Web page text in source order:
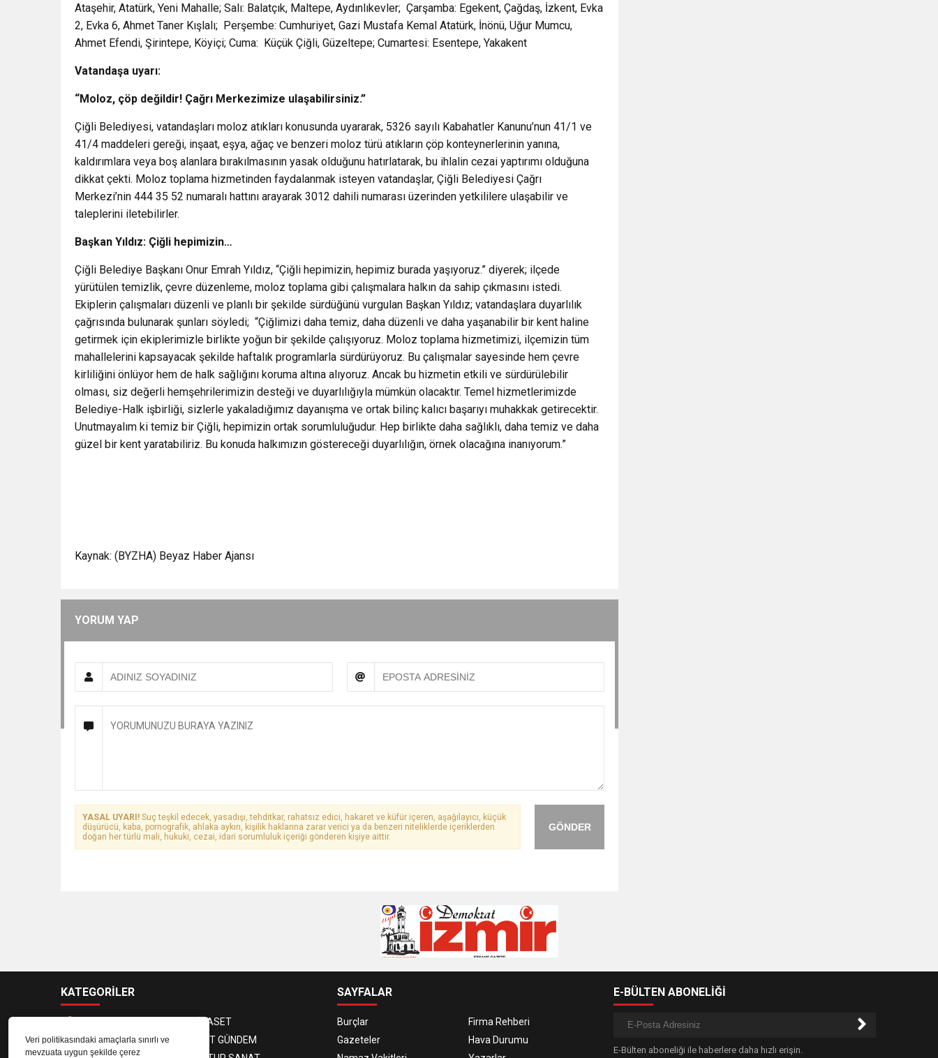
Veri politikasındaki amaçlarla sınırlı ve
mevzuata uygun şekilde çerez
Ataşehir, Atatürk, Yeni Mahalle; Salı: Balatçık, Maltepe, Aydınlıkevler; Çarşamba: Egekent, Çağdaş, İzkent, Evka
2, Evka 6, Ahmet Taner Kışlalı; Perşembe: Cumhuriyet, Gazi Mustafa Kemal Atatürk, İnönü, Uğur Mumcu,
Ahmet Efendi, Şirintepe, Köyiçi; Cuma: Küçük Çiğli, Güzeltepe; Cumartesi: Esentepe, Yakakent
Vatandaşa uyarı:
“Moloz, çöp değildir! Çağrı Merkezimize ulaşabilirsiniz.”
Çiğli Belediyesi, vatandaşları moloz atıkları konusunda uyararak, 5326 sayılı Kabahatler Kanunu’nun 41/1 ve
41/4 maddeleri gereği, inşaat, eşya, ağaç ve benzeri moloz türü atıkların çöp konteynerlerinin yanına,
kaldırımlara veya boş alanlara bırakılmasının yasak olduğunu hatırlatarak, bu ihlalin cezai yaptırımı olduğuna
dikkat çekti. Moloz toplama hizmetinden faydalanmak isteyen vatandaşlar, Çiğli Belediyesi Çağrı
Merkezi’nin 444 35 52 numaralı hattını arayarak 3012 dahili numarası üzerinden yetkililere ulaşabilir ve
taleplerini iletebilirler.
Başkan Yıldız: Çiğli hepimizin…
Çiğli Belediye Başkanı Onur Emrah Yıldız, “Çiğli hepimizin, hepimiz burada yaşıyoruz.” diyerek; ilçede
yürütülen temizlik, çevre düzenleme, moloz toplama gibi çalışmalara halkın da sahip çıkmasını istedi.
Ekiplerin çalışmaları düzenli ve planlı bir şekilde sürdüğünü vurgulan Başkan Yıldız; vatandaşlara duyarlılık
çağrısında bulunarak şunları söyledi; “Çiğlimizi daha temiz, daha düzenli ve daha yaşanabilir bir kent haline
getirmek için ekiplerimizle birlikte yoğun bir şekilde çalışıyoruz. Moloz toplama hizmetimizi, ilçemizin tüm
mahallelerini kapsayacak şekilde haftalık programlarla sürdürüyoruz. Bu çalışmalar sayesinde hem çevre
kirliliğini önlüyor hem de halk sağlığını koruma altına alıyoruz. Ancak bu hizmetin etkili ve sürdürülebilir
olması, siz değerli hemşehrilerimizin desteği ve duyarlılığıyla mümkün olacaktır. Temel hizmetlerimizde
Belediye-Halk işbirliği, sizlerle yakaladığımız dayanışma ve ortak bilinç kalıcı başarıyı muhakkak getirecektir.
Unutmayalım ki temiz bir Çiğli, hepimizin ortak sorumluluğudur. Hep birlikte daha sağlıklı, daha temiz ve daha
güzel bir kent yaratabiliriz. Bu konuda halkımızın göstereceği duyarlılığın, örnek olacağına inanıyorum.”
Kaynak: (BYZHA) Beyaz Haber Ajansı
YORUM YAP
GÖNDER
YASAL UYARI! Suç teşkil edecek, yasadışı, tehditkar, rahatsız edici, hakaret ve küfür içeren, aşağılayıcı, küçük
düşürücü, kaba, pornografik, ahlaka aykırı, kişilik haklarına zarar verici ya da benzeri niteliklerde içeriklerden
doğan her türlü mali, hukuki, cezai, idari sorumluluk içeriği gönderen kişiye aittir.
KATEGORİLER
SİYASET
EKONOMİ
KENT GÜNDEM
SAYFALAR
Burçlar
Firma Rehberi
Gazeteler
Hava Durumu
E-BÜLTEN ABONELİĞİ
E-Bülten aboneliği ile haberlere daha hızlı erişin.